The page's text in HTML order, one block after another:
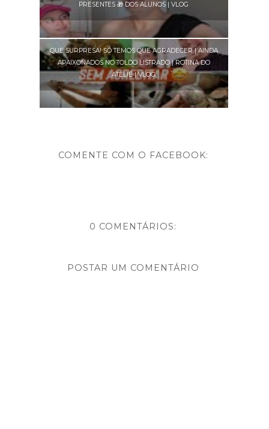
PRESENTES 🎁 DOS ALUNOS | VLOG
QUE SURPRESA! SÓ TEMOS QUE AGRADECER | AINDA
APAIXONADOS NO TOLDO LISTRADO | ROTINA DO
ATELIÊ | VLOG
COMENTE COM O FACEBOOK:
0 COMENTÁRIOS:
POSTAR UM COMENTÁRIO